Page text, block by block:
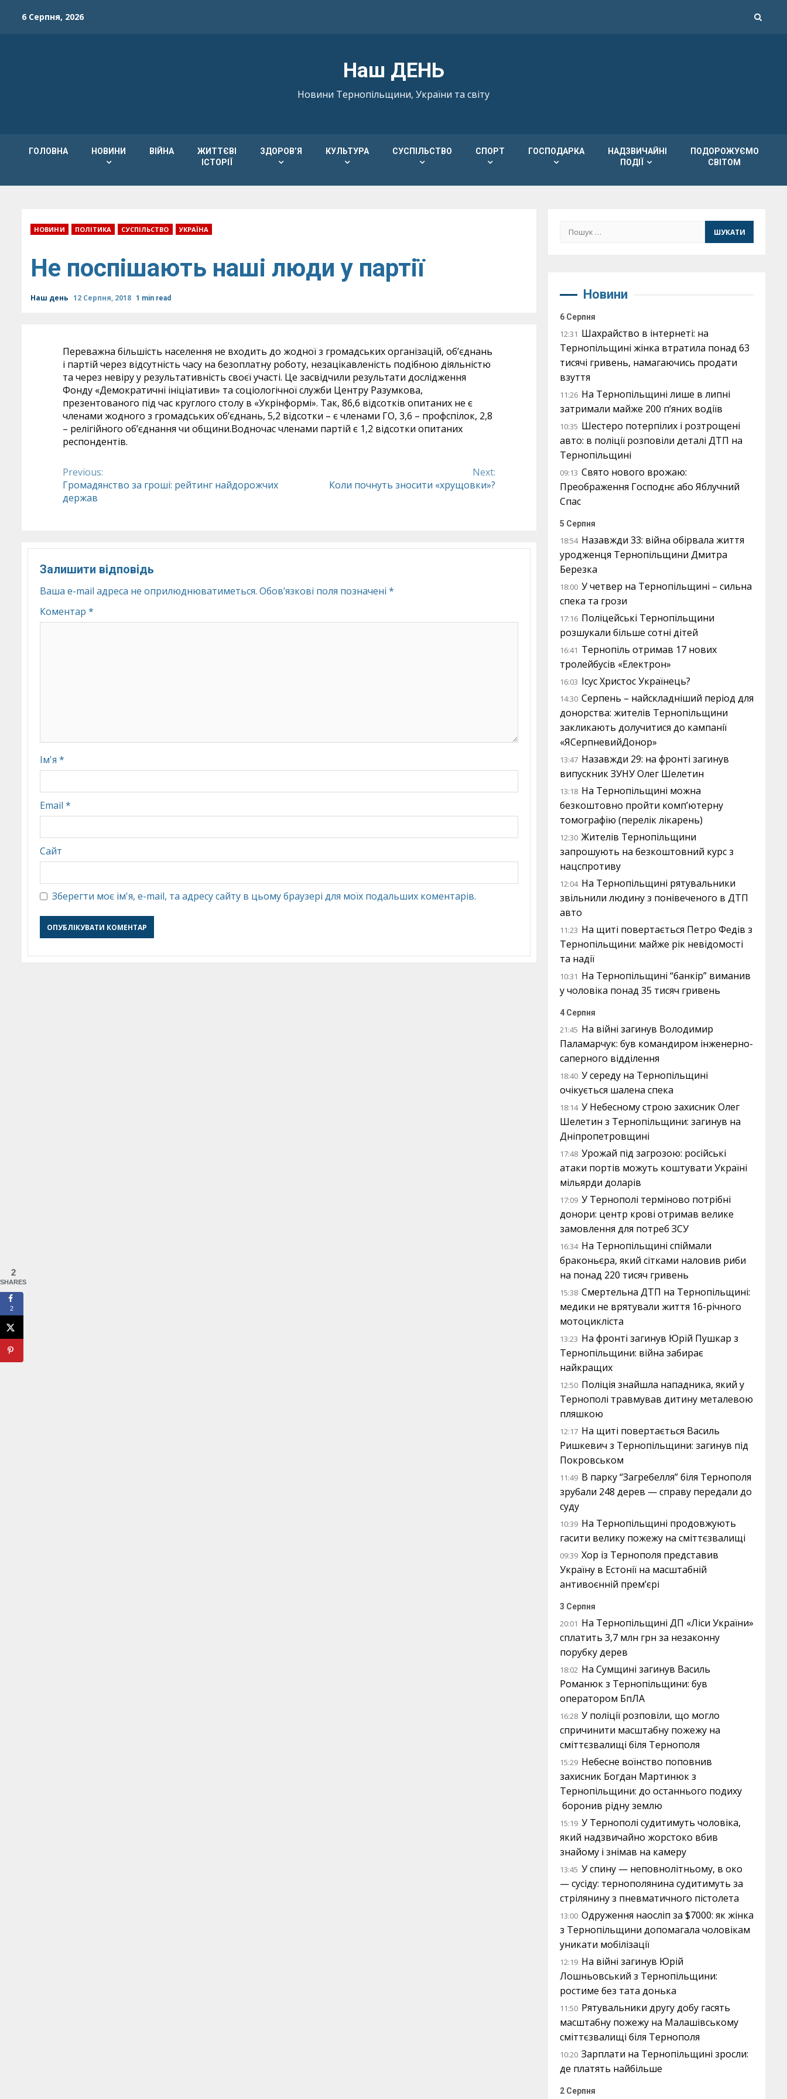
6 Серпня, 2026
Наш ДЕНЬ
Новини Тернопільщини, України та світу
ГОЛОВНА НОВИНИ ВІЙНА
ЖИТТЄВІ
ІСТОРІЇ
ЗДОРОВ’Я КУЛЬТУРА СУСПІЛЬСТВО СПОРТ ГОСПОДАРКА
НАДЗВИЧАЙНІ
ПОДІЇ
ПОДОРОЖУЄМО
СВІТОМ
НОВИНИ ПОЛІТИКА СУСПІЛЬСТВО УКРАЇНА
Не поспішають наші люди у партії
Наш день 12 Серпня, 2018 1 min read
Переважна більшість населення не входить до жодної з громадських організацій, об’єднань
і партій через відсутність часу на безоплатну роботу, незацікавленість подібною діяльністю
та через невіру у результативність своєї участі. Це засвідчили результати дослідження
Фонду «Демократичні ініціативи» та соціологічної служби Центру Разумкова,
презентованого під час круглого столу в «Укрінформі». Так, 86,6 відсотків опитаних не є
членами жодного з громадських об’єднань, 5,2 відсотки – є членами ГО, 3,6 – профспілок, 2,8
– релігійного об’єднання чи общини.Водночас членами партій є 1,2 відсотки опитаних
респондентів.
Continue
Reading
Previous:
Громадянство за гроші: рейтинг найдорожчих
держав
Next:
Коли почнуть зносити «хрущовки»?
Залишити відповідь
Ваша e-mail адреса не оприлюднюватиметься. Обов’язкові поля позначені *
Коментар *
Ім'я *
Email *
Сайт
Зберегти моє ім'я, e-mail, та адресу сайту в цьому браузері для моїх подальших коментарів.
Пошук:
Новини
6 Серпня
12:31 Шахрайство в інтернеті: на
Тернопільщині жінка втратила понад 63
тисячі гривень, намагаючись продати
взуття
11:26 На Тернопільщині лише в липні
затримали майже 200 п’яних водіїв
10:35 Шестеро потерпілих і розтрощені
авто: в поліції розповіли деталі ДТП на
Тернопільщині
09:13 Свято нового врожаю:
Преображення Господнє або Яблучний
Спас
5 Серпня
18:54 Назавжди 33: війна обірвала життя
уродженця Тернопільщини Дмитра
Березка
18:00 У четвер на Тернопільщині – сильна
спека та грози
17:16 Поліцейські Тернопільщини
розшукали більше сотні дітей
16:41 Тернопіль отримав 17 нових
тролейбусів «Електрон»
16:03 Ісус Христос Українець?
14:30 Серпень – найскладніший період для
донорства: жителів Тернопільщини
закликають долучитися до кампанії
«ЯСерпневийДонор»
13:47 Назавжди 29: на фронті загинув
випускник ЗУНУ Олег Шелетин
13:18 На Тернопільщині можна
безкоштовно пройти комп’ютерну
томографію (перелік лікарень)
12:30 Жителів Тернопільщини
запрошують на безкоштовний курс з
нацспротиву
12:04 На Тернопільщині рятувальники
звільнили людину з понівеченого в ДТП
авто
11:23 На щиті повертається Петро Федів з
Тернопільщини: майже рік невідомості
та надії
10:31 На Тернопільщині “банкір” виманив
у чоловіка понад 35 тисяч гривень
4 Серпня
21:45 На війні загинув Володимир
Паламарчук: був командиром інженерно-
саперного відділення
18:40 У середу на Тернопільщині
очікується шалена спека
18:14 У Небесному строю захисник Олег
Шелетин з Тернопільщини: загинув на
Дніпропетровщині
17:48 Урожай під загрозою: російські
атаки портів можуть коштувати Україні
мільярди доларів
17:09 У Тернополі терміново потрібні
донори: центр крові отримав велике
замовлення для потреб ЗСУ
16:34 На Тернопільщині спіймали
браконьєра, який сітками наловив риби
на понад 220 тисяч гривень
15:38 Смертельна ДТП на Тернопільщині:
медики не врятували життя 16-річного
мотоцикліста
13:23 На фронті загинув Юрій Пушкар з
Тернопільщини: війна забирає
найкращих
12:50 Поліція знайшла нападника, який у
Тернополі травмував дитину металевою
пляшкою
12:17 На щиті повертається Василь
Ришкевич з Тернопільщини: загинув під
Покровськом
11:49 В парку “Загребелля” біля Тернополя
зрубали 248 дерев — справу передали до
суду
10:39 На Тернопільщині продовжують
гасити велику пожежу на сміттєзвалищі
09:39 Хор із Тернополя представив
Україну в Естонії на масштабній
антивоєнній прем’єрі
3 Серпня
20:01 На Тернопільщині ДП «Ліси України»
сплатить 3,7 млн грн за незаконну
порубку дерев
18:02 На Сумщині загинув Василь
Романюк з Тернопільщини: був
оператором БпЛА
16:28 У поліції розповіли, що могло
спричинити масштабну пожежу на
сміттєзвалищі біля Тернополя
15:29 Небесне воїнство поповнив
захисник Богдан Мартинюк з
Тернопільщини: до останнього подиху
боронив рідну землю
15:19 У Тернополі судитимуть чоловіка,
який надзвичайно жорстоко вбив
знайому і знімав на камеру
13:45 У спину — неповнолітньому, в око
— сусіду: тернополянина судитимуть за
стрілянину з пневматичного пістолета
13:00 Одруження наосліп за $7000: як жінка
з Тернопільщини допомагала чоловікам
уникати мобілізації
12:19 На війні загинув Юрій
Лошньовський з Тернопільщини:
ростиме без тата донька
11:50 Рятувальники другу добу гасять
масштабну пожежу на Малашівському
сміттєзвалищі біля Тернополя
10:20 Зарплати на Тернопільщині зросли:
де платять найбільше
2 Серпня
2
SHARES
2